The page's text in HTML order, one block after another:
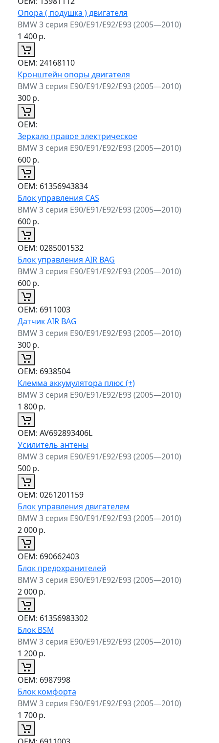
Опора ( подушка ) двигателя
BMW 3 серия E90/E91/E92/E93 (2005—2010)
1 400р.
ОЕМ: 24168110
Кронштейн опоры двигателя
BMW 3 серия E90/E91/E92/E93 (2005—2010)
300р.
ОЕМ:
Зеркало правое электрическое
BMW 3 серия E90/E91/E92/E93 (2005—2010)
600р.
ОЕМ: 61356943834
Блок управления CAS
BMW 3 серия E90/E91/E92/E93 (2005—2010)
600р.
ОЕМ: 0285001532
Блок управления AIR BAG
BMW 3 серия E90/E91/E92/E93 (2005—2010)
600р.
ОЕМ: 6911003
Датчик AIR BAG
BMW 3 серия E90/E91/E92/E93 (2005—2010)
300р.
ОЕМ: 6938504
Клемма аккумулятора плюс (+)
BMW 3 серия E90/E91/E92/E93 (2005—2010)
1 800р.
ОЕМ: AV692893406L
Усилитель антены
BMW 3 серия E90/E91/E92/E93 (2005—2010)
500р.
ОЕМ: 0261201159
Блок управления двигателем
BMW 3 серия E90/E91/E92/E93 (2005—2010)
2 000р.
ОЕМ: 690662403
Блок предохранителей
BMW 3 серия E90/E91/E92/E93 (2005—2010)
2 000р.
ОЕМ: 61356983302
Блок BSM
BMW 3 серия E90/E91/E92/E93 (2005—2010)
1 200р.
ОЕМ: 6987998
Блок комфорта
BMW 3 серия E90/E91/E92/E93 (2005—2010)
1 700р.